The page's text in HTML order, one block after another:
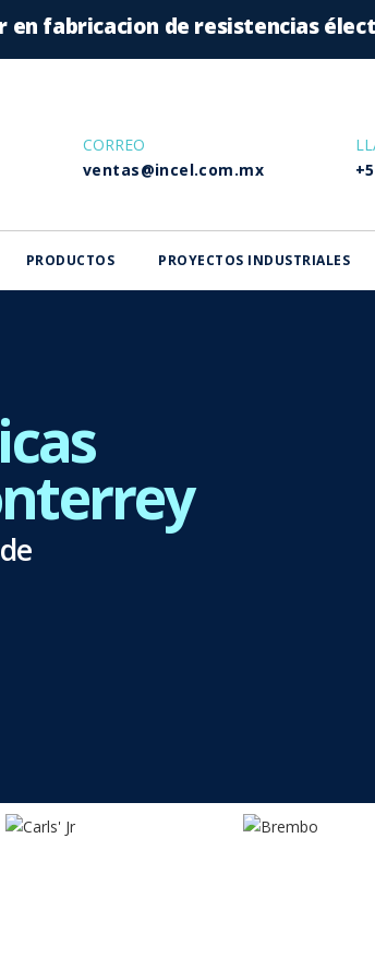
en fabricacion de resistencias
CORREO
ventas@incel.com.mx
PRODUCTOS PROYECTOS INDUSTRIALES